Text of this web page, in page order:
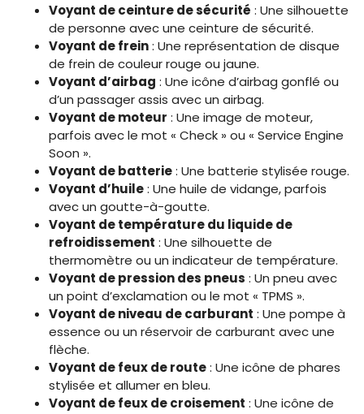
Voyant de ceinture de sécurité : Une silhouette
de personne avec une ceinture de sécurité.
Voyant de frein: Une représentation de disque
de frein de couleur rouge ou jaune.
Voyant d’airbag : Une icône d’airbag gonflé ou
d’un passager assis avec un airbag.
Voyant de moteur : Une image de moteur,
parfois avec le mot « Check » ou « Service Engine
Soon ».
Voyant de batterie: Une batterie stylisée rouge.
Voyant d’huile: Une huile de vidange, parfois
avec un goutte-à-goutte.
Voyant de température du liquide de
refroidissement : Une silhouette de
thermomètre ou un indicateur de température.
Voyant de pression des pneus : Un pneu avec
un point d’exclamation ou le mot « TPMS ».
Voyant de niveau de carburant : Une pompe à
essence ou un réservoir de carburant avec une
flèche.
Voyant de feux de route: Une icône de phares
stylisée et allumer en bleu.
Voyant de feux de croisement : Une icône de